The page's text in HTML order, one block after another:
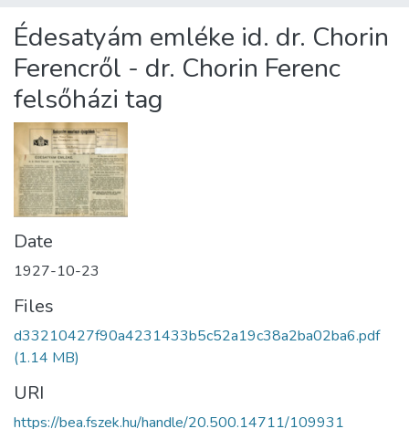
Statistics
About us
Édesatyám emléke id. dr. Chorin
Ferencről - dr. Chorin Ferenc
felsőházi tag
Date
1927-10-23
Files
d33210427f90a4231433b5c52a19c38a2ba02ba6.pdf
(1.14 MB)
URI
https://bea.fszek.hu/handle/20.500.14711/109931